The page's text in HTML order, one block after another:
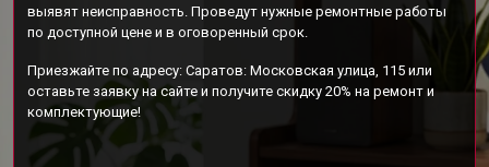
выявят неисправность. Проведут нужные ремонтные работы
по доступной цене и в оговоренный срок.
Приезжайте по адресу: Саратов: Московская улица, 115 или
оставьте заявку на сайте и получите скидку 20% на ремонт и
комплектующие!